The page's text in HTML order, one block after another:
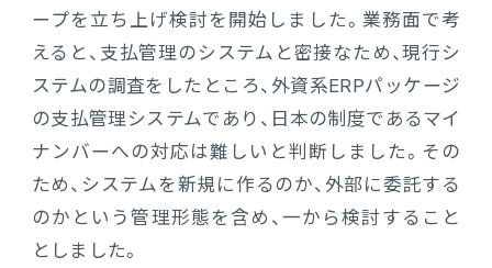
ープを立ち上げ検討を開始しました。業務面で考
えると、支払管理のシステムと密接なため、現行シ
ステムの調査をしたところ、外資系ERPパッケージ
の支払管理システムであり、日本の制度であるマイ
ナンバーへの対応は難しいと判断しました。その
ため、システムを新規に作るのか、外部に委託する
のかという管理形態を含め、一から検討すること
としました。